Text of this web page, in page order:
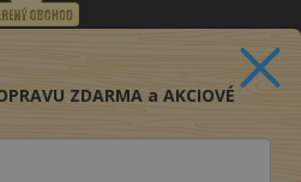
ZDARMA a AKCIOVÉ